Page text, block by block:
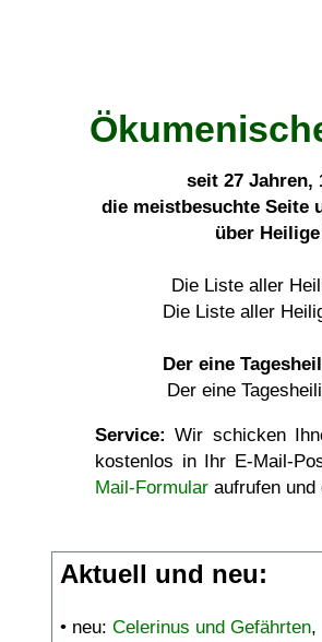
seit 27 Jahren,
die meistbesuchte Seite
über
Die Liste aller
Die Liste aller
Der eine
Der eine
Service: Wir schicken
kostenlos in Ihr E-Mail-
Mail-Formular aufrufen und
Aktuell und neu:
• neu: Celerinus und Gefährten,